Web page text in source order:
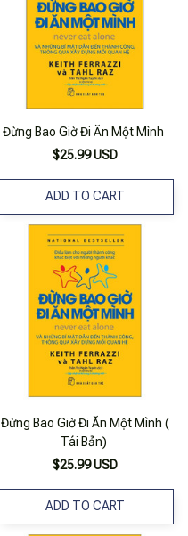
Đừng Bao Giờ Đi Ăn Một Mình
$25.99 USD
ADD TO CART
Đừng Bao Giờ Đi Ăn Một Mình (
Tái Bản)
$25.99 USD
ADD TO CART